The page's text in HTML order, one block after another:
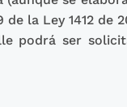
la Ley 1412 de
podrá ser